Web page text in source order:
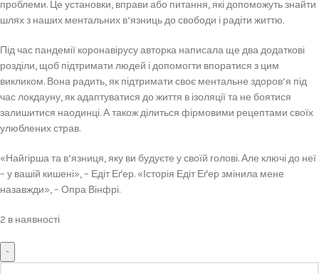
проблеми. Це установки, вправи або питання, які допоможуть знайти
шлях з наших ментальних в’язниць до свободи і радіти життю.
Під час пандемії коронавірусу авторка написала ще два додаткові
розділи, щоб підтримати людей і допомогти впоратися з цим
викликом. Вона радить, як підтримати своє ментальне здоров’я під
час локдауну, як адаптуватися до життя в ізоляції та не боятися
залишитися наодинці. А також ділиться фірмовими рецептами своїх
улюблених страв.
«Найгірша та в’язниця, яку ви будуєте у своїй голові. Але ключі до неї
– у вашій кишені», – Едіт Еґер. «Історія Едіт Еґер змінила мене
назавжди», – Опра Вінфрі.
2 в наявності